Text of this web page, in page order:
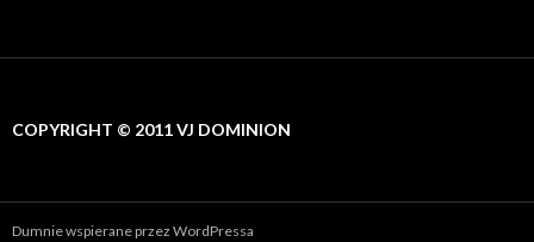
COPYRIGHT © 2011 VJ DOMINION
Dumnie wspierane przez WordPressa